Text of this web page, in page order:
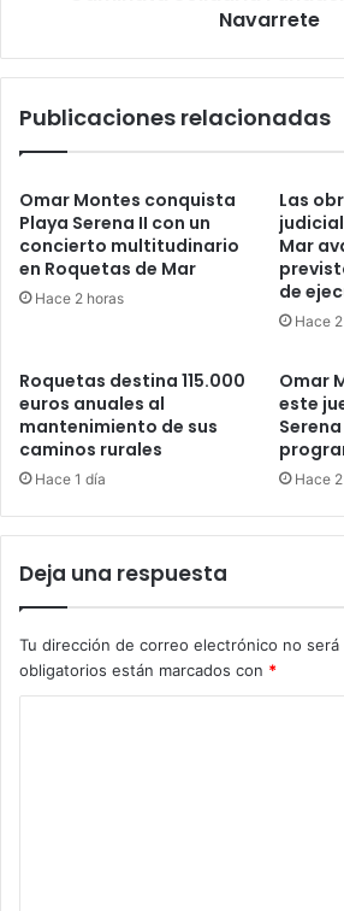
Navarrete
Publicaciones relacionadas
Omar Montes conquista
Playa Serena II con un
concierto multitudinario
en Roquetas de Mar
Hace 2 horas
Las
Mar
de
Hace
Roquetas destina 115.000
euros anuales al
mantenimiento de sus
caminos rurales
Hace 1 día
Omar
este
Hace
Deja una respuesta
Tu dirección de correo electrónico no será
obligatorios están marcados con *